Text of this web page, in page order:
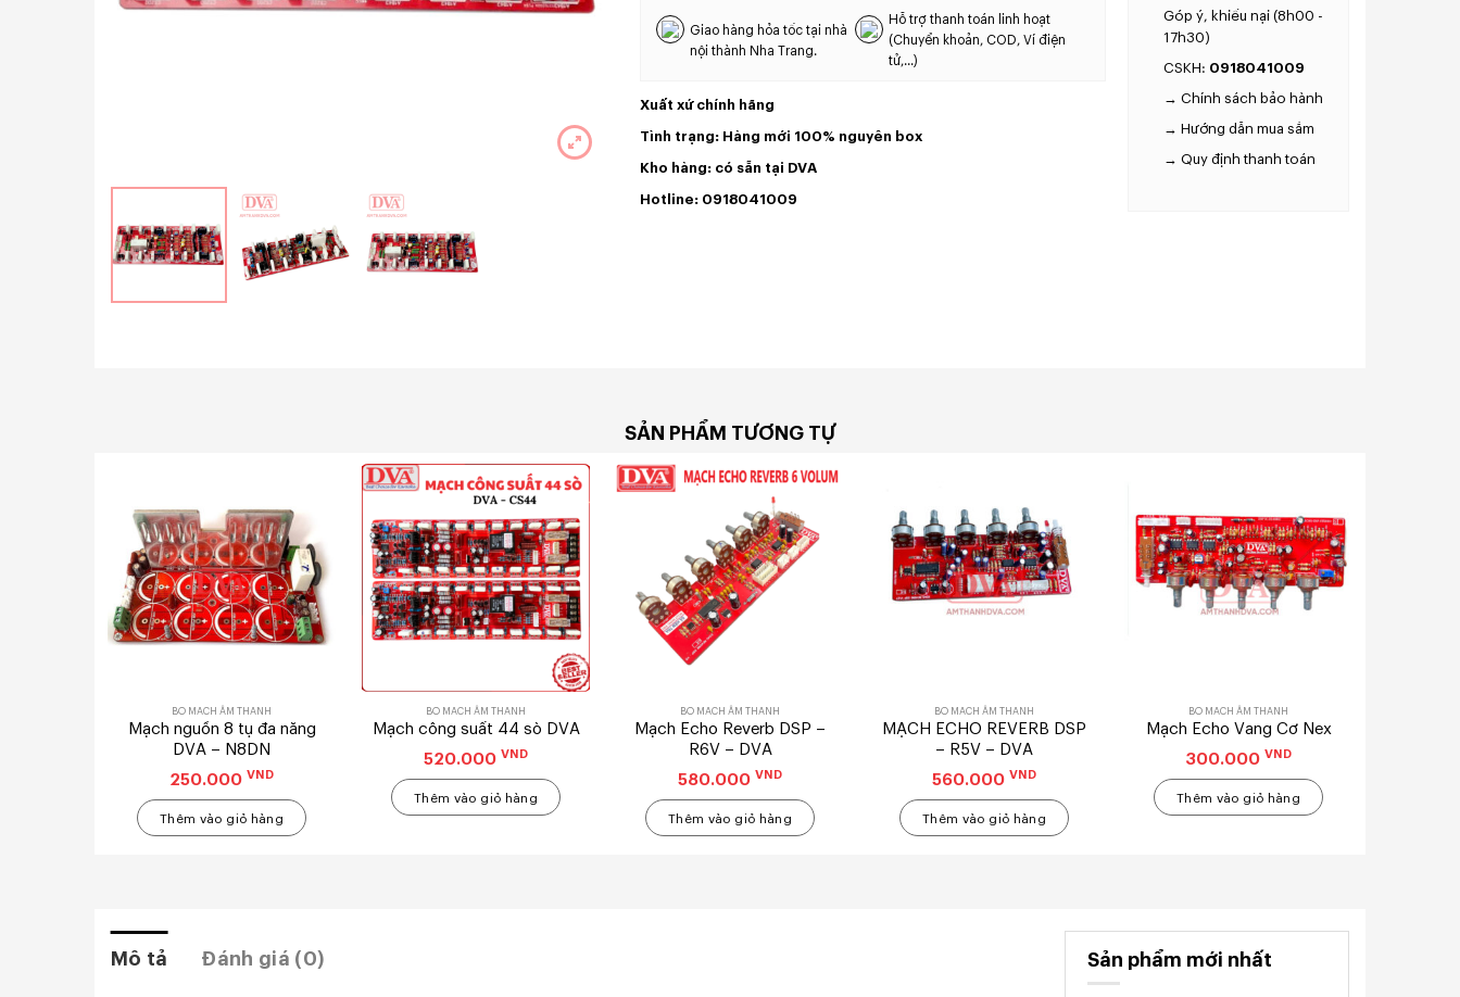
Giao hàng hỏa tốc tại nhà
nội thành Nha Trang.
Hỗ trợ thanh toán linh hoạt
(Chuyển khoản, COD, Ví điện
tử,...)
Xuất xứ chính hãng
Tình trạng: Hàng mới 100% nguyên box
Kho hàng: có sẵn tại DVA
Hotline: 0918041009
Góp ý, khiếu nại (8h00 -
17h30)
CSKH: 0918041009
→ Chính sách bảo hành
→ Hướng dẫn mua sắm
→ Quy định thanh toán
SẢN PHẨM TƯƠNG TỰ
BO MẠCH ÂM THANH
Mạch nguồn 8 tụ đa năng
DVA – N8DN
250.000 VND
Thêm vào giỏ hàng
BO MẠCH ÂM THANH
Mạch công suất 44 sò DVA
520.000 VND
Thêm vào giỏ hàng
BO MẠCH ÂM THANH
Mạch Echo Reverb DSP –
R6V – DVA
580.000 VND
Thêm vào giỏ hàng
BO MẠCH ÂM THANH
MẠCH ECHO REVERB DSP
– R5V – DVA
560.000 VND
Thêm vào giỏ hàng
BO MẠCH ÂM THANH
Mạch Echo Vang Cơ Nex
300.000 VND
Thêm vào giỏ hàng
Mô tả Đánh giá (0) Sản phẩm mới nhất